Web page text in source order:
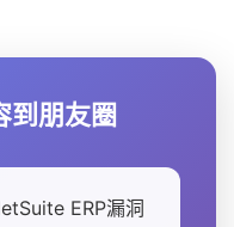
到朋友圈
ERP漏洞